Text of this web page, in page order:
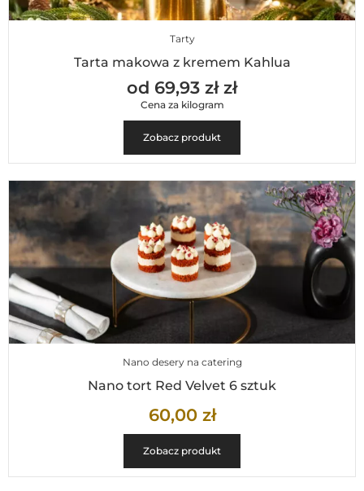
Tarty
Tarta makowa z kremem Kahlua
od 69,93 zł zł
Cena za kilogram
Zobacz produkt
Nano desery na catering
Nano tort Red Velvet 6 sztuk
60,00 zł
Zobacz produkt